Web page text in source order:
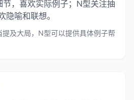
，喜欢实际例子；N型关注抽
隐喻和联想。
提及大局，N型可以提供具体例子帮